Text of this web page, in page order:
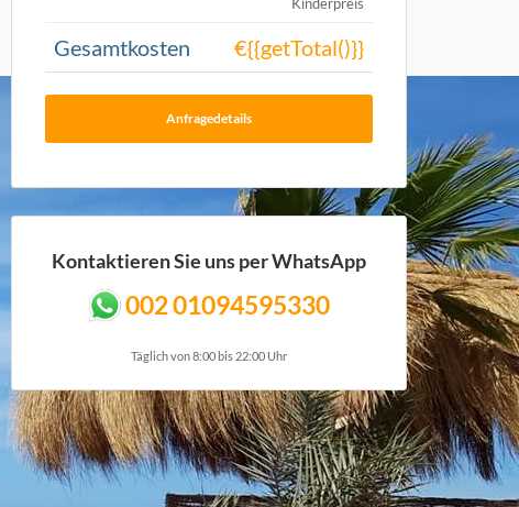
Gesamtkosten €{{getTotal()}}
Anfragedetails
Kontaktieren Sie uns per WhatsApp
002 01094595330
Täglich von 8:00 bis 22:00 Uhr